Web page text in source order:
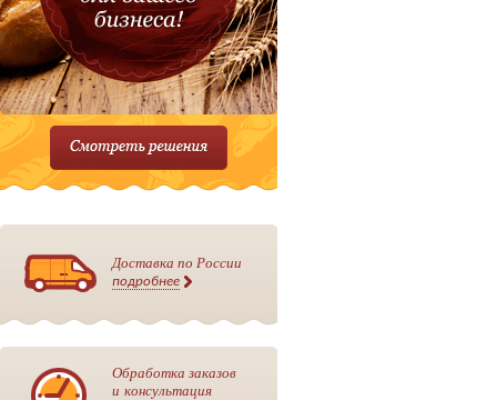
Доставка по России
подробнее
Обработка заказов
и консультация